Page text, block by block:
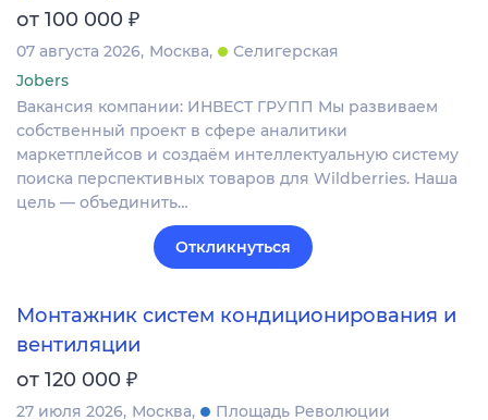
от 100 000 ₽
07 августа 2026 Москва
Селигерская
Jobers
Вакансия компании: ИНВЕСТ ГРУПП Мы развиваем
собственный проект в сфере аналитики
маркетплейсов и создаём интеллектуальную систему
поиска перспективных товаров для Wildberries. Наша
цель — объединить…
Откликнуться
Монтажник систем кондиционирования и
вентиляции
от 120 000 ₽
27 июля 2026 Москва
Площадь Революции